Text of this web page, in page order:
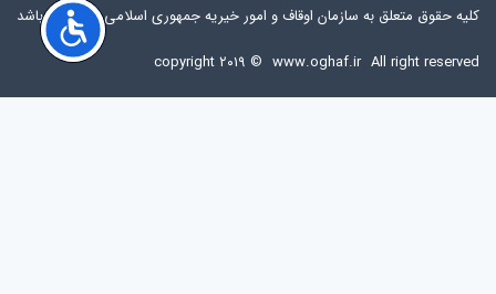
کلیه حقوق متعلق به سازمان اوقاف و امور خیریه جمهوری اسلامی ایران می باشد
copyright ۲۰۱۹ © www.oghaf.ir All right reserved